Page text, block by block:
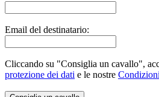
Email del destinatario:
Cliccando su "Consiglia un cavallo",
protezione dei dati e le nostre